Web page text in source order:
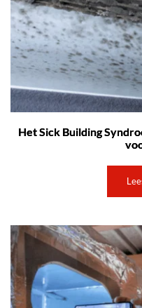
Het Sick Building